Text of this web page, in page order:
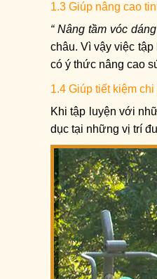
1.3 Giúp nâng cao
“ Nâng tầm vóc
châu. Vì vậy việc
có ý thức nâng cao
1.4 Giúp tiết kiệm
Khi tập luyện với
dục tại những vị trí